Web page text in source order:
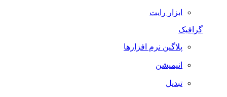
ابزار رایت
گرافیک
پلاگین نرم افزارها
انیمیشن
تبدیل